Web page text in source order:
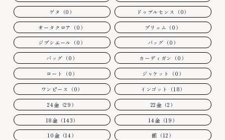
ゲタ（0） ドゥブルセンス（0）
オータクロア（0） プリュム（0）
ジプシエール（0） バッグ（0）
バッグ（0） カーディガン（0）
コート（0） ジャケット（0）
ワンピース（0） インゴット（18）
24金（29） 22金（2）
18金（143） 14金（19）
10金（14） 銀（12）